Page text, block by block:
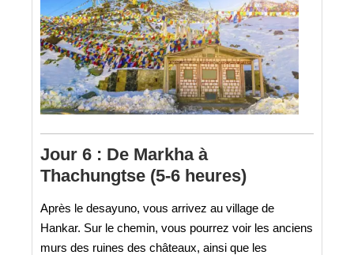
Jour 6 : De Markha à
Thachungtse (5-6 heures)
Après le desayuno, vous arrivez au village de
Hankar. Sur le chemin, vous pourrez voir les anciens
murs des ruines des châteaux, ainsi que les